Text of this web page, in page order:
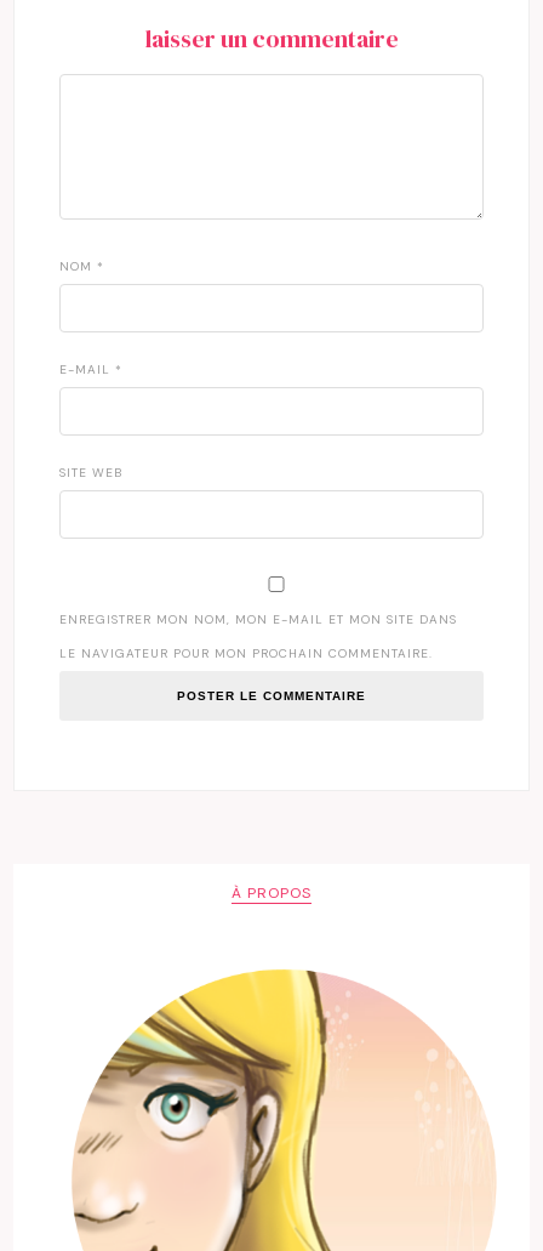
laisser un commentaire
NOM *
E-MAIL *
SITE WEB
ENREGISTRER MON NOM, MON E-MAIL ET MON SITE DANS
LE NAVIGATEUR POUR MON PROCHAIN COMMENTAIRE.
À PROPOS